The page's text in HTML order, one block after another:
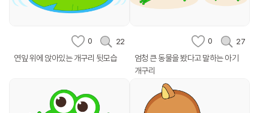
0 22
연잎 위에 앉아있는 개구리 뒷모습
0 27
엄청 큰 동물을 봤다고 말하는 아기
개구리